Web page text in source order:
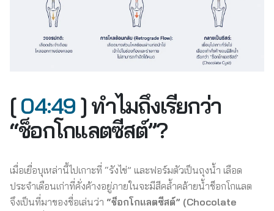
[04:49 ] ทำไมถึงเรียกว่า
“ช็อกโกแลตซีสต์”?
เมื่อเยื่อบุเหล่านี้ไปเกาะที่ “รังไข่” และฟอร์มตัวเป็นถุงน้ำ เลือด
ประจำเดือนเก่าที่คั่งค้างอยู่ภายในจะมีสีคล้ำคล้ายน้ำช็อกโกแลต
จึงเป็นที่มาของชื่อเล่นว่า “ช็อกโกแลตซีสต์” (Chocolate